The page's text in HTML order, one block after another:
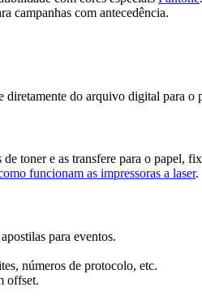
campanhas com antecedência.
diretamente do arquivo digital para o
toner e as transfere para o papel,
funcionam as impressoras a laser.
para eventos.
números de protocolo, etc.
offset.